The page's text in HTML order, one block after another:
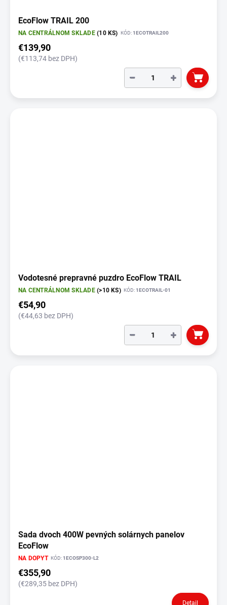
EcoFlow TRAIL 200
NA CENTRÁLNOM SKLADE(10 KS) KÓD:1ECOTRAIL200
€139,90
(€113,74 bez DPH)
+
−
Vodotesné prepravné puzdro EcoFlow TRAIL
NA CENTRÁLNOM SKLADE(>10 KS) KÓD:1ECOTRAIL-01
€54,90
(€44,63 bez DPH)
+
−
Sada dvoch 400W pevných solárnych panelov
EcoFlow
NA DOPYT KÓD:1ECOSP300-L2
€355,90
(€289,35 bez DPH)
Detail